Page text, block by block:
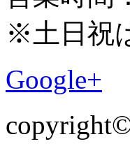
※土日祝
Google+